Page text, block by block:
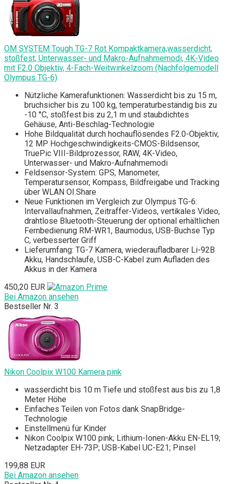
OM SYSTEM Tough TG-7 Rot Kompaktkamera,wasserdicht,
stoßfest, Unterwasser- und Makro-Aufnahmemodi, 4K-Video
mit F2.0 Objektiv, 4-Fach-Weitwinkelzoom (Nachfolgemodell
Olympus TG-6)
Nützliche Kamerafunktionen: Wasserdicht bis zu 15 m,
bruchsicher bis zu 100 kg, temperaturbeständig bis zu
-10 °C, stoßfest bis zu 2,1 m und staubdichtes
Gehäuse, Anti-Beschlag-Technologie
Hohe Bildqualität durch hochauflösendes F2.0-Objektiv,
12 MP Hochgeschwindigkeits-CMOS-Bildsensor,
TruePic VIII-Bildprozessor, RAW, 4K-Video,
Unterwasser- und Makro-Aufnahmemodi
Feldsensor-System: GPS, Manometer,
Temperatursensor, Kompass, Bildfreigabe und Tracking
über WLAN OI.Share
Neue Funktionen im Vergleich zur Olympus TG-6:
Intervallaufnahmen, Zeitraffer-Videos, vertikales Video,
drahtlose Bluetooth-Steuerung der optional erhältlichen
Fernbedienung RM-WR1, Baumodus, USB-Buchse Typ
C, verbesserter Griff
Lieferumfang: TG-7 Kamera, wiederaufladbarer Li-92B
Akku, Handschlaufe, USB-C-Kabel zum Aufladen des
Akkus in der Kamera
450,20 EUR
Bei Amazon ansehen
Bestseller Nr. 3
Nikon Coolpix W100 Kamera pink
wasserdicht bis 10 m Tiefe und stoßfest aus bis zu 1,8
Meter Höhe
Einfaches Teilen von Fotos dank SnapBridge-
Technologie
Einstellmenü für Kinder
Nikon Coolpix W100 pink; Lithium-Ionen-Akku EN-EL19;
Netzadapter EH-73P; USB-Kabel UC-E21; Pinsel
199,88 EUR
Bei Amazon ansehen